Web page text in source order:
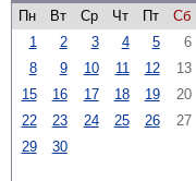
Пн
Вт Ср Чт Пт Сб
1
2 3 4 5 6
8
9 10 11 12 13
15
16 17 18 19 20
22
23 24 25 26 27
29
30